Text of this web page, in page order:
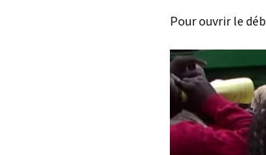
Pour ouvrir le